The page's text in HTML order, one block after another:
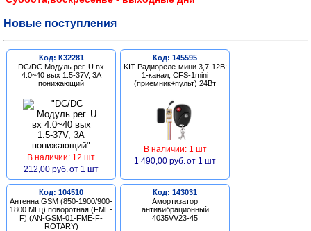
Новые поступления
Код: К32281
DC/DC Модуль рег. U вх
4.0~40 вых 1.5-37V, 3A
понижающий
В наличии: 12 шт
212,00 руб. от 1 шт
Код: 145595
KIT-Радиореле-мини 3,7-12В;
1-канал; CFS-1mini
(приемник+пульт) 24Вт
В наличии: 1 шт
1 490,00 руб. от 1 шт
Код: 104510
Антенна GSM (850-1900/900-
1800 МГц) поворотная (FME-
F) (AN-GSM-01-FME-F-
ROTARY)
Код: 143031
Амортизатор
антивибрационный
4035VV23-45